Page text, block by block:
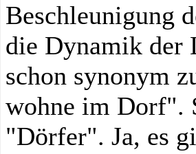
Beschleunigung
die Dynamik der
schon synonym
wohne im Dorf".
"Dörfer". Ja, es